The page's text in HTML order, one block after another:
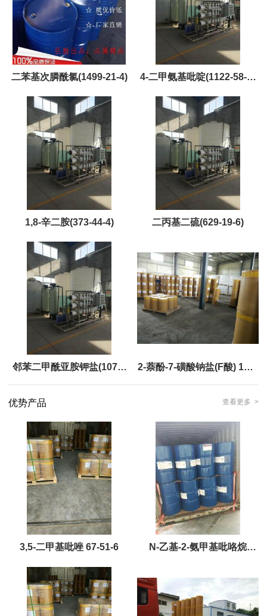
二苯基次膦酰氯(1499-21-4) 4-二甲氨基吡啶(1122-58-3)
黄金产品，现货，优势供应
1,8-辛二胺(373-44-4) 二丙基二硫(629-19-6)
邻苯二甲酰亚胺钾盐(1074- 2-萘酚-7-磺酸钠盐(F酸) 135-
优势产品 查看更多 >
3,5-二甲基吡唑 67-51-6 N-乙基-2-氨甲基吡咯烷
品，现货优势供应